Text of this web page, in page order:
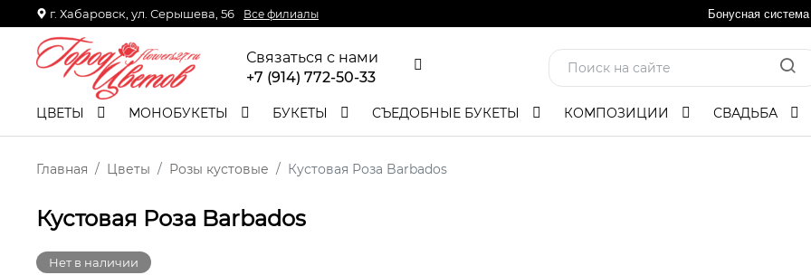
г. Хабаровск, ул. Серышева, 56 Все филиалы Бонусная система
Связаться с нами
+7 (914) 772-50-33
ЦВЕТЫ МОНОБУКЕТЫ БУКЕТЫ СЪЕДОБНЫЕ БУКЕТЫ КОМПОЗИЦИИ СВАДЬБА
Главная Цветы Розы кустовые Кустовая Роза Barbados
Кустовая Роза Barbados
Нет в наличии